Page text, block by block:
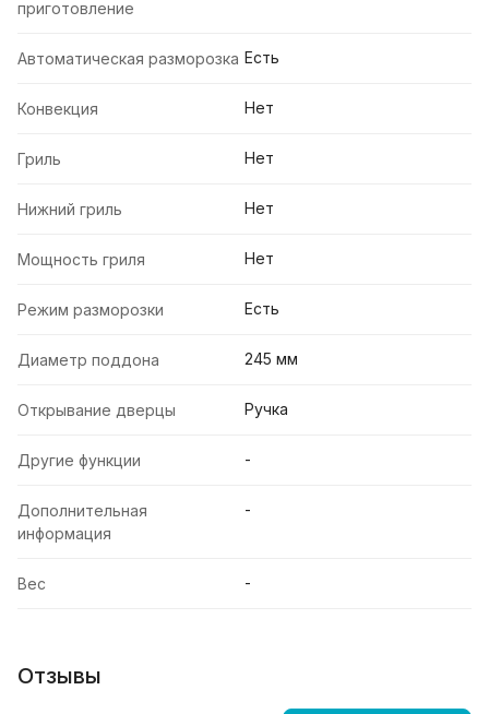
приготовление
Автоматическая разморозка Есть
Конвекция Нет
Гриль Нет
Нижний гриль Нет
Мощность гриля Нет
Режим разморозки Есть
Диаметр поддона 245 мм
Открывание дверцы Ручка
Другие функции -
Дополнительная
информация
-
Вес -
Отзывы